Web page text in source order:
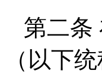
第二条
（以下